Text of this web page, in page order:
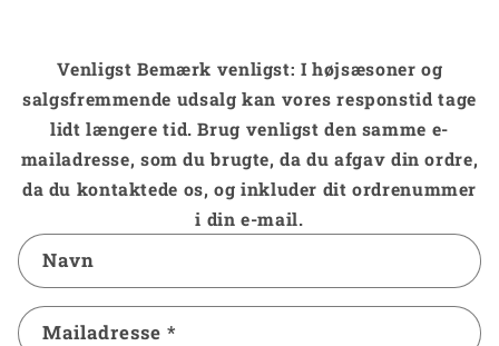
Venligst Bemærk venligst: I højsæsoner og
salgsfremmende udsalg kan vores responstid tage
lidt længere tid. Brug venligst den samme e-
mailadresse, som du brugte, da du afgav din ordre,
da du kontaktede os, og inkluder dit ordrenummer
i din e-mail.
K
o
n
Navn
Mailadresse*